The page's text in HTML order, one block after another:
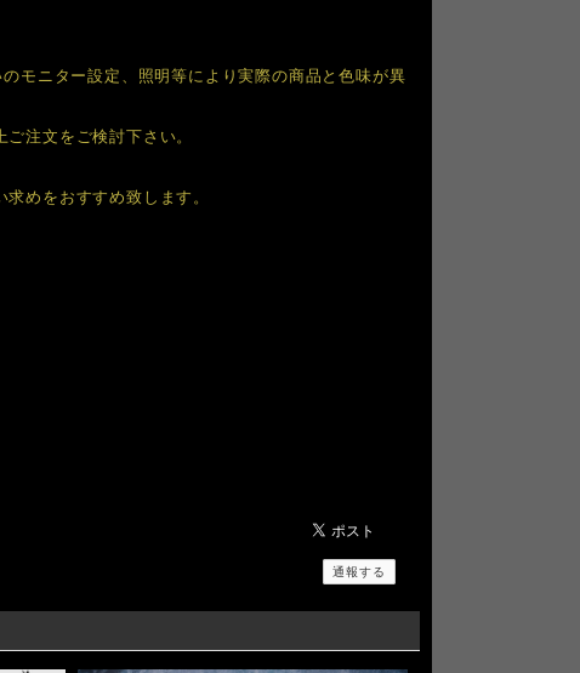
モニター設定、照明等により実際の商品と色味が異
注文をご検討下さい。
めをおすすめ致します。
通報する